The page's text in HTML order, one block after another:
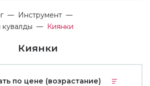
Инструмент
Киянки
Киянки
по цене (возрастание)